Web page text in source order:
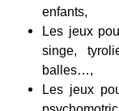
enfants,
Les jeux
singe,
balles…,
Les jeux